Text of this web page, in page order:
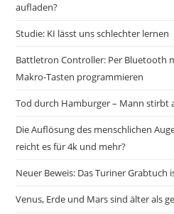
aufladen?
Studie: KI lässt uns schlechter lernen
Battletron Controller: Per Bluetooth
Makro-Tasten programmieren
Tod durch Hamburger – Mann stirbt
Die Auflösung des menschlichen
reicht es für 4k und mehr?
Neuer Beweis: Das Turiner Grabtuch
Venus, Erde und Mars sind älter als